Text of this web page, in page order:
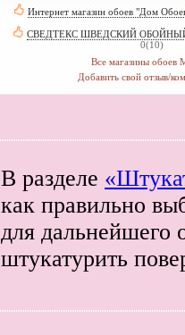
Интернет магазин обоев "Дом
СВЕДТЕКС ШВЕДСКИЙ
0(10)
Все магазины обоев
Добавить свой отзыв/
В разделе
как правильно
для дальнейшего
штукатурить